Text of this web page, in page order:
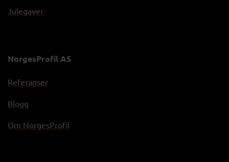
Julegaver
NorgesProfil AS
Referanser
Blogg
Om NorgesProfil